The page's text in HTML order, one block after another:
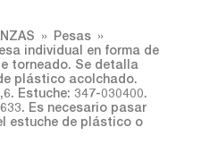
Pesas
individual en forma de
torneado. Se detalla
plástico acolchado.
Estuche: 347-030400.
Es necesario pasar
estuche de plástico o